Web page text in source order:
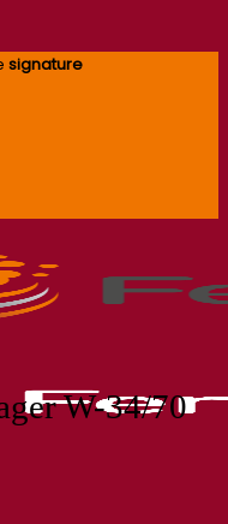
signature
W-34/70